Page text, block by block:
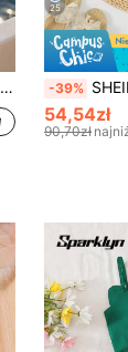
25
-39% SHEIN 3-częściowy zestaw
54,54zł
90,70zł